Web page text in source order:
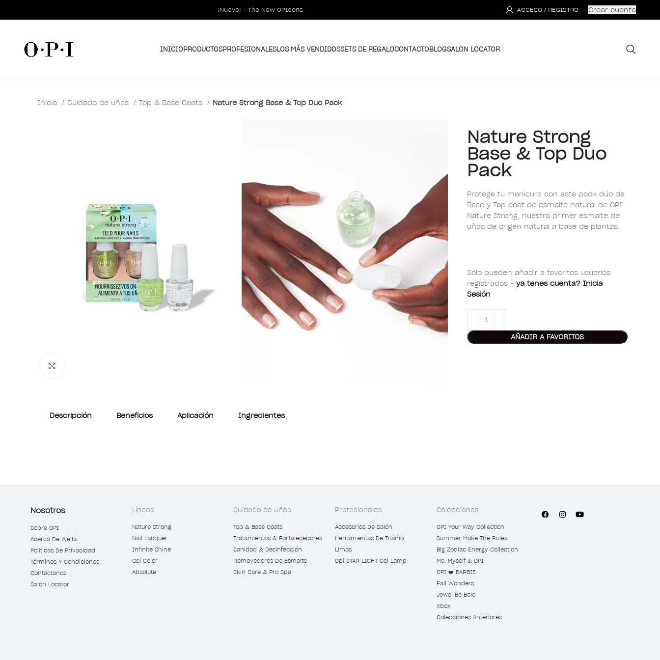
¡Nuevo! - The New OPIcons ACCESO / REGISTRO Crear cuenta
INICIOPRODUCTOSPROFESIONALESLOS MÁS VENDIDOSSETS DE REGALOCONTACTOBLOGSALON LOCATOR
Inicio Cuidado de uñas Top & Base Coats Nature Strong Base & Top Duo Pack
Nature Strong
Base & Top Duo
Pack
Protege tu manicura con este pack dúo de
Base y Top coat de esmalte natural de OPI
Nature Strong, nuestro primer esmalte de
uñas de origen natural a base de plantas.
Solo pueden añadir a favoritos usuarios
registrados - ya tenes cuenta? Inicia
Sesión
AÑADIR A FAVORITOS
Descripción Beneficios Aplicación Ingredientes
Nosotros
Sobre OPI
Acerca De Wella
Políticas De Privacidad
Términos Y Condiciones
Contactanos
Salon Locator
Líneas
Nature Strong
Nail Lacquer
Infinite Shine
Gel Color
Absolute
Cuidado de uñas
Top & Base Coats
Tratamientos & Fortalecedores
Sanidad & Desinfección
Removedores De Esmalte
Skin Care & Pro Spa
Profesionales
Accesorios De Salón
Herramientas De Titanio
Limas
Opi STAR LIGHT Gel Lamp
Colecciones
OPI Your Way Collection
Summer Make The Rules
Big Zodiac Energy Collection
Me, Myself & OPI
OPI ❤️ BARBIE
Fall Wonders
Jewel Be Bold
Xbox
Colecciones Anteriores